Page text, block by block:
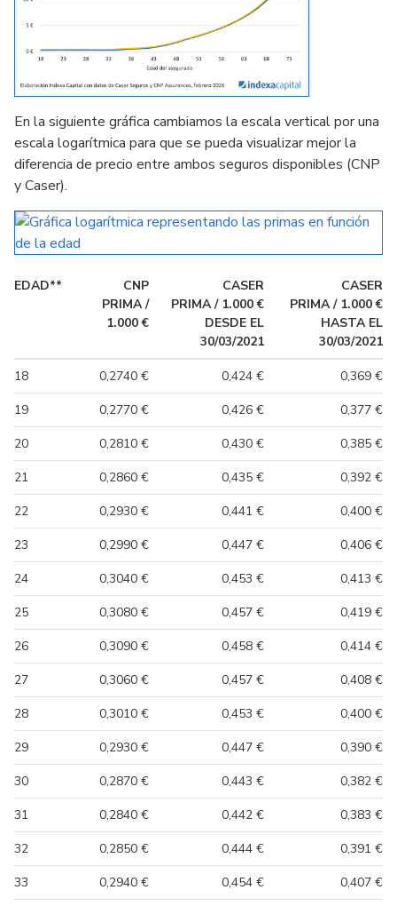
En la siguiente gráfica cambiamos la escala vertical por una
escala logarítmica para que se pueda visualizar mejor la
diferencia de precio entre ambos seguros disponibles (CNP
y Caser).
EDAD**
CNP
PRIMA /
1.000 €
CASER
PRIMA / 1.000 €
DESDE EL
30/03/2021
CASER
PRIMA / 1.000 €
HASTA EL
30/03/2021
18 0,2740 € 0,424 €
0,369 €
19
0,2770 € 0,426 €
0,377 €
20
0,2810 € 0,430 €
0,385 €
21
0,2860 € 0,435 €
0,392 €
22
0,2930 € 0,441 €
0,400 €
23
0,2990 € 0,447 €
0,406 €
24
0,3040 € 0,453 €
0,413 €
25
0,3080 € 0,457 €
0,419 €
26
0,3090 € 0,458 €
0,414 €
27
0,3060 € 0,457 €
0,408 €
28
0,3010 € 0,453 €
0,400 €
29
0,2930 € 0,447 €
0,390 €
30
0,2870 € 0,443 €
0,382 €
31
0,2840 € 0,442 €
0,383 €
32
0,2850 € 0,444 €
0,391 €
33
0,2940 € 0,454 €
0,407 €